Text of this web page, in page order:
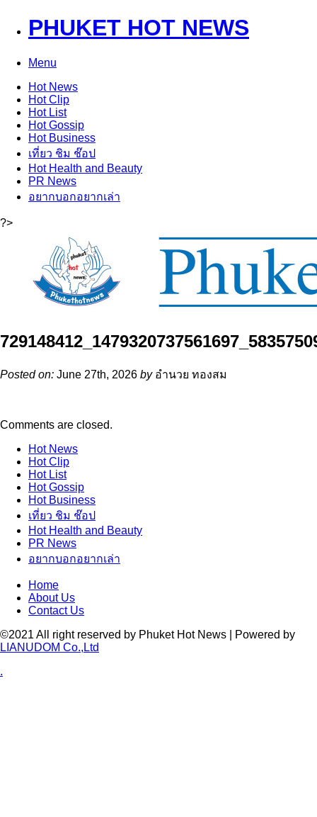
PHUKET HOT NEWS
Menu
HotNews
HotClip
HotList
HotGossip
HotBusiness
เที่ยว ชิม ช๊อป
HotHealth and Beauty
PR News
อยากบอกอยากเล่า
?>
Posted on: June 27th, 2026 byอำนวย ทองสม
Comments are closed.
HotNews
HotClip
HotList
HotGossip
HotBusiness
เที่ยว ชิม ช๊อป
HotHealth and Beauty
PR News
อยากบอกอยากเล่า
Home
About Us
Contact Us
©2021 All right reserved by Phuket Hot News | Powered by
LIANUDOM Co.,Ltd
.